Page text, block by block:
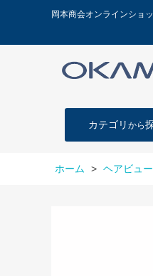
岡本商会オンラインショ
カテゴリ から
ホーム > ヘアビュ